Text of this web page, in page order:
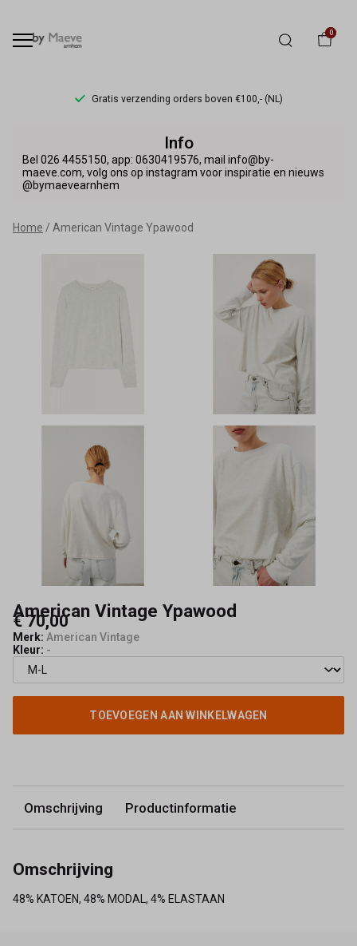
0
Gratis verzending orders boven €100,- (NL)
Vintage
Ypawood
Maeve
Info
Bel 026 4455150, app: 0630419576, mail info@by-
maeve.com, volg ons op instagram voor inspiratie en nieuws
@bymaevearnhem
Home American Vintage Ypawood
American Vintage Ypawood
€ 70,00
Merk: American Vintage
Kleur: -
TOEVOEGEN AAN WINKELWAGEN
Omschrijving Productinformatie
Omschrijving
48% KATOEN, 48% MODAL, 4% ELASTAAN